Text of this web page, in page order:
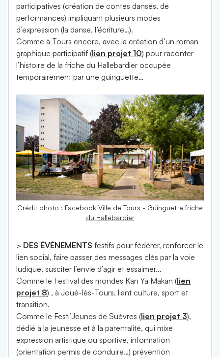
participatives (création de contes dansés, de
performances) impliquant plusieurs modes
d’expression (la danse, l’écriture…).
Comme à Tours encore, avec la création d’un roman
graphique participatif (lien projet 10) pour raconter
l’histoire de la friche du Hallebardier occupée
temporairement par une guinguette…
Crédit photo : Facebook Ville de Tours - Guinguette friche
du Hallebardier
> DES ÉVÉNEMENTS festifs pour fédérer, renforcer le
lien social, faire passer des messages clés par la voie
ludique, susciter l’envie d’agir et essaimer...
Comme le Festival des mondes Kan Ya Makan (lien
projet 8) , à Joué-lès-Tours, liant culture, sport et
transition.
Comme le Festi’Jeunes de Suèvres (lien projet 3),
dédié à la jeunesse et à la parentalité, qui mixe
expression artistique ou sportive, information
(orientation permis de conduire…) prévention